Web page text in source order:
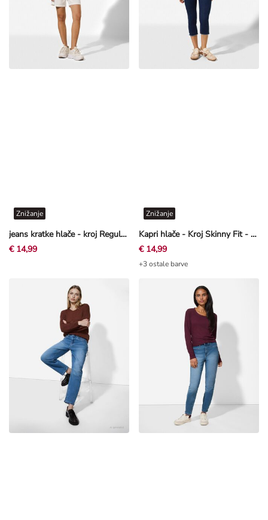
jeans kratke hlače - kroj Regular Fit - belo
Znižanje
€ 14,99
Kapri hlače - Kroj Skinny Fit - temno modra
Znižanje
€ 14,99
+3 ostale barve